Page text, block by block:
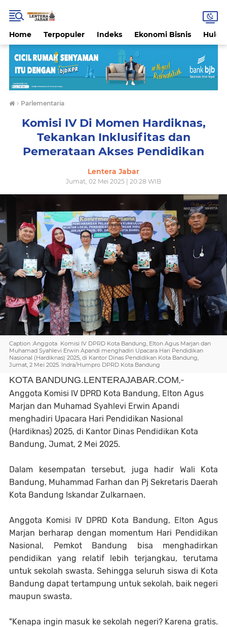
Home Terpopuler Indeks Ekonomi Bisnis
› Parlementaria
Komisi IV Di Momen Hardiknas,
Tekankan Inklusifitas dan
Pemerataan Akses Pendidikan
Lentera Jabar
Jumat, 02 Mei 2025 | 20:28 WIB
Caption :Anggota Komisi IV DPRD Kota Bandung, Elton Agus Marjan dan
Muhamad Syahlevi Erwin Apandi menghadiri Upacara Hari Pendidikan
Nasional (Hardiknas) 2025, di Kantor Dinas Pendidikan Kota Bandung,
Jumat, 2 Mei 2025. Indra/Humpro DPRD Kota Bandung
KOTA BANDUNG.LENTERAJABAR.COM,-
Anggota Komisi IV DPRD Kota Bandung, Elton Agus
Marjan dan Muhamad Syahlevi Erwin Apandi
menghadiri Upacara Hari Pendidikan Nasional
(Hardiknas) 2025, di Kantor Dinas Pendidikan Kota
Bandung, Jumat, 2 Mei 2025.
Dalam kesempatan tersebut, juga hadir Wali Kota
Bandung, Muhammad Farhan dan Pj Sekretaris Daerah
Kota Bandung Iskandar Zulkarnaen.
Anggota Komisi IV DPRD Kota Bandung, Elton Agus
Marjan berharap dengan momentum Hari Pendidikan
Nasional, Pemkot Bandung bisa menghadirkan
pendidikan yang relatif lebih terjangkau, terutama
untuk sekolah swasta. Sehingga seluruh siswa di Kota
Bandung dapat tertampung untuk sekolah, baik negeri
maupun swasta.
"Kenapa ingin masuk ke sekolah negeri? Karena gratis.